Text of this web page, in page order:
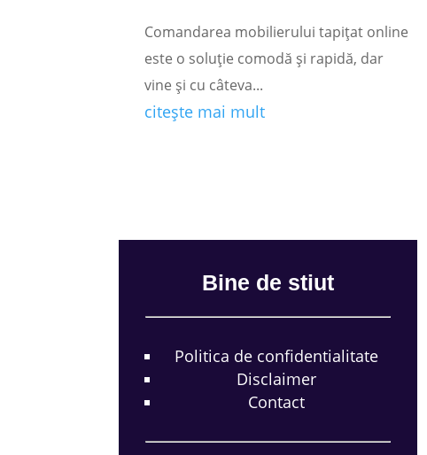
Comandarea mobilierului tapițat online
este o soluție comodă și rapidă, dar
vine și cu câteva...
citește mai mult
Bine de stiut
Politica de confidentialitate
Disclaimer
Contact